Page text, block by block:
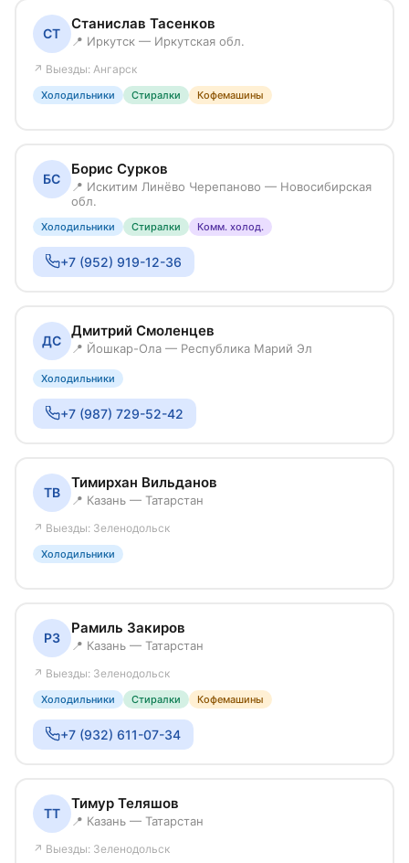
СТ
Станислав Тасенков
📍 Иркутск — Иркутская обл.
↗ Выезды: Ангарск
Холодильники Стиралки Кофемашины
БС
Борис Сурков
📍 Искитим Линёво Черепаново — Новосибирская
обл.
Холодильники Стиралки Комм. холод.
+7 (952) 919-12-36
ДС
Дмитрий Смоленцев
📍 Йошкар-Ола — Республика Марий Эл
Холодильники
+7 (987) 729-52-42
ТВ
Тимирхан Вильданов
📍 Казань — Татарстан
↗ Выезды: Зеленодольск
Холодильники
РЗ
Рамиль Закиров
📍 Казань — Татарстан
↗ Выезды: Зеленодольск
Холодильники Стиралки Кофемашины
+7 (932) 611-07-34
ТТ
Тимур Теляшов
📍 Казань — Татарстан
↗ Выезды: Зеленодольск